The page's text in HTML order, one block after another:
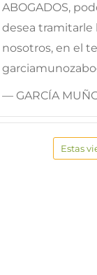
ABOGADOS,
desea tramitarle
nosotros, en el
— GARCÍA
Estas